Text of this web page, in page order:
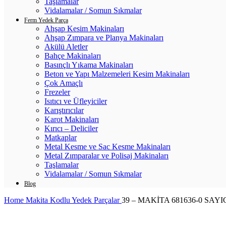
Vidalamalar / Somun Sıkmalar
Ferm Yedek Parça
Ahşap Kesim Makinaları
Ahşap Zımpara ve Planya Makinaları
Akülü Aletler
Bahçe Makinaları
Basınçlı Yıkama Makinaları
Beton ve Yapı Malzemeleri Kesim Makinaları
Çok Amaçlı
Frezeler
Isıtıcı ve Üfleyiciler
Karıştırıcılar
Karot Makinaları
Kırıcı – Deliciler
Matkaplar
Metal Kesme ve Sac Kesme Makinaları
Metal Zımparalar ve Polisaj Makinaları
Taşlamalar
Vidalamalar / Somun Sıkmalar
Blog
Home Makita Kodlu Yedek Parçalar39 – MAKİTA 681636-0